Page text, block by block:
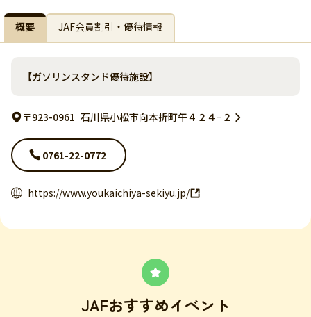
概要 JAF会員割引・優待情報
【ガソリンスタンド優待施設】
〒923-0961 石川県小松市向本折町午４２４−２
0761-22-0772
https://www.youkaichiya-sekiyu.jp/
JAFおすすめイベント